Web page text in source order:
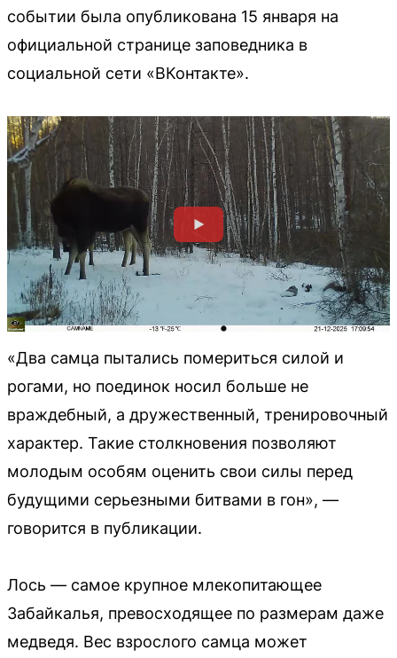
событии была опубликована 15 января на
официальной странице заповедника в
социальной сети «ВКонтакте».
«Два самца пытались помериться силой и
рогами, но поединок носил больше не
враждебный, а дружественный, тренировочный
характер. Такие столкновения позволяют
молодым особям оценить свои силы перед
будущими серьезными битвами в гон», —
говорится в публикации.
Лось — самое крупное млекопитающее
Забайкалья, превосходящее по размерам даже
медведя. Вес взрослого самца может